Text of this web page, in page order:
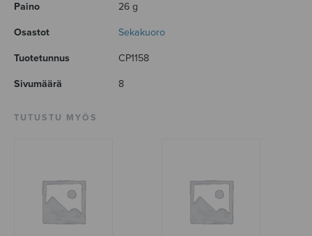
Paino 26 g
Osastot Sekakuoro
Tuotetunnus CP1158
Sivumäärä 8
TUTUSTU MYÖS